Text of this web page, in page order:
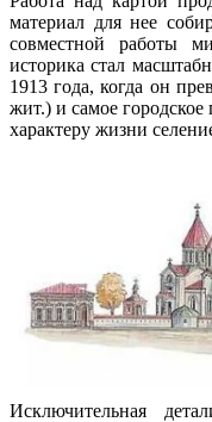
материал для нее
совместной работы
историка стал
1913 года, когда он
жит.) и самое
характеру жизни
Исключительная